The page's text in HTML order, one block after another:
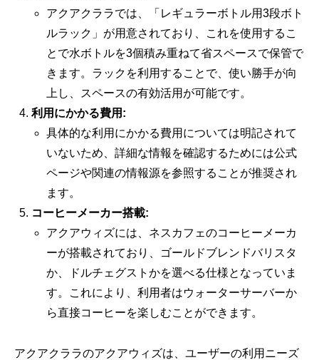
アクアクララでは、「レギュラーボトル用3段ボト
ルラック」が用意されており、これを使用するこ
とで水ボトルを3個積み重ねて省スペースで保管で
きます。ラックを利用することで、使い勝手が向
上し、スペースの有効活用が可能です。
利用にかかる費用:
具体的な利用にかかる費用については明記されて
いないため、詳細な情報を確認するためには公式
ページや関連の情報源を参照することが推奨され
ます。
コーヒーメーカー搭載:
アクアウィズには、ネスカフェのコーヒーメーカ
ーが搭載されており、ゴールドブレンドバリスタ
か、ドルチェグストかを選べる仕様となっていま
す。これにより、利用者はウォーターサーバーか
ら直接コーヒーを楽しむことができます。
アクアクララのアクアウィズは、ユーザーの利用ニーズ